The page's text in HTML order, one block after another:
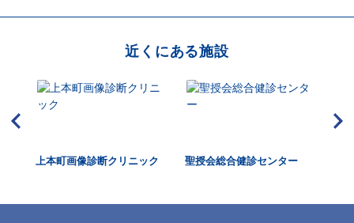
近くにある施設
上本町画像診断クリニック 聖授会総合健診センター